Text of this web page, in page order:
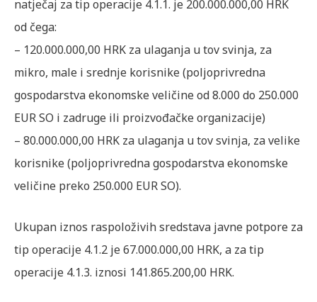
natječaj za tip operacije 4.1.1. je 200.000.000,00 HRK
od čega:
– 120.000.000,00 HRK za ulaganja u tov svinja, za
mikro, male i srednje korisnike (poljoprivredna
gospodarstva ekonomske veličine od 8.000 do 250.000
EUR SO i zadruge ili proizvođačke organizacije)
– 80.000.000,00 HRK za ulaganja u tov svinja, za velike
korisnike (poljoprivredna gospodarstva ekonomske
veličine preko 250.000 EUR SO).
Ukupan iznos raspoloživih sredstava javne potpore za
tip operacije 4.1.2 je 67.000.000,00 HRK, a za tip
operacije 4.1.3. iznosi 141.865.200,00 HRK.